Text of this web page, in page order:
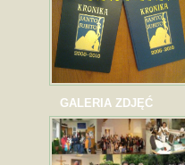
GALERIA ZDJĘĆ